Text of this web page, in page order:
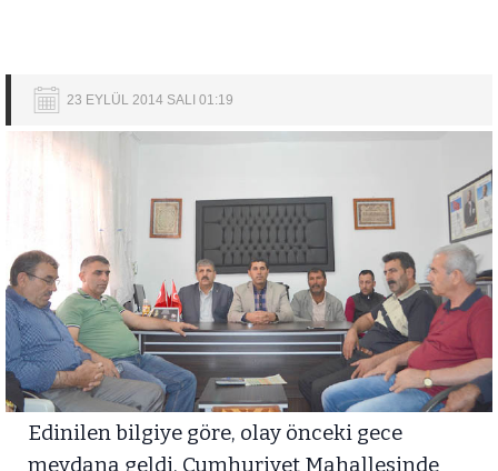
23 EYLÜL 2014 SALI 01:19
Edinilen bilgiye göre, olay önceki gece
meydana geldi. Cumhuriyet Mahallesinde